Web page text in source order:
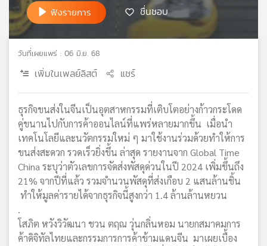
เอส
แผนที่
วิทยุ
ฟังรายการ ชื่นชอบ
วันที่เผยแพร่ : 06 มิ.ย. 68
เพิ่มในเพลย์ลิสต์ แชร์
ธุรกิจขนส่งในจีนเป็นอุตสาหกรรมที่เติบโตอย่างก้าวกระโดด
คู่ขนานไปกับการค้าออนไลน์ที่แพร่หลายมากขึ้น เมื่อนำ
เทคโนโลยีและนวัตกรรมใหม่ ๆ มาใช้งานร่วมด้วยทำให้การ
ขนส่งสะดวก รวดเร็วยิ่งขึ้น ล่าสุด รายงานจาก Global Time
China ระบุว่าตัวเลขการจัดส่งพัสดุด่วนในปี 2024 เพิ่มขึ้นถึง
21% จากปีที่แล้ว รวมจำนวนพัสดุที่ส่งเกือบ 2 แสนล้านชิ้น
ทำให้มูลค่ารายได้จากธุรกิจนี้สูงกว่า 1.4 ล้านล้านหยวน
.
โสภิต หวังวิวัฒนา ชวน ตฤณ วุ่นกลิ่นหอม นายกสมาคมการ
ค้าดิจิทัลไทยและกรรมการการค้าข้ามแดนจีน มาเผยเบื้อง